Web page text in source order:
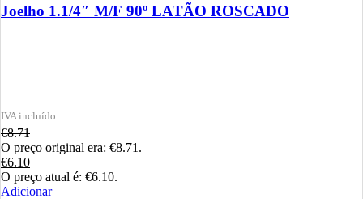
Joelho 1.1/4″ M/F 90º LATÃO ROSCADO
€8.71
O preço original era: €8.71.
€6.10
O preço atual é: €6.10.
Adicionar